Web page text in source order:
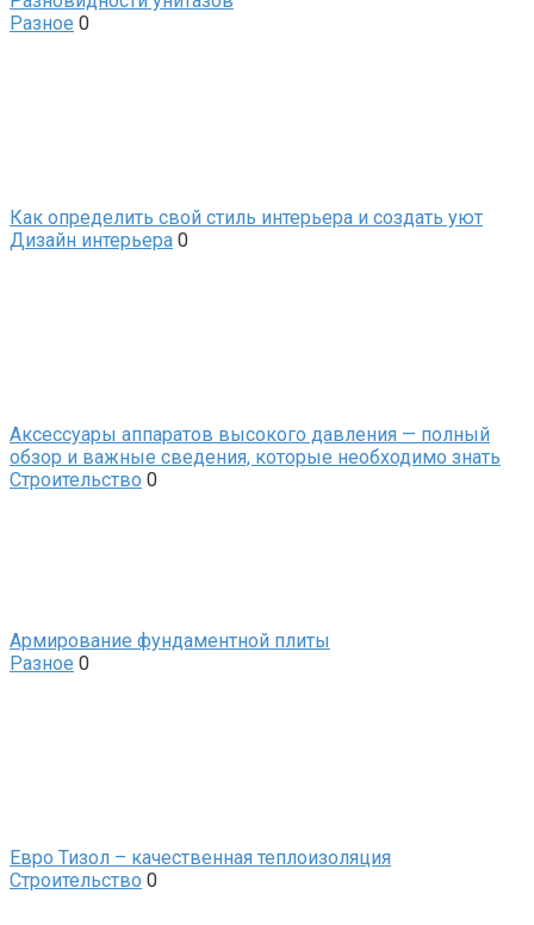
Разное 0
Как определить свой стиль интерьера и создать уют
Дизайн интерьера 0
Аксессуары аппаратов высокого давления — полный
обзор и важные сведения, которые необходимо знать
Строительство 0
Армирование фундаментной плиты
Разное 0
Евро Тизол – качественная теплоизоляция
Строительство 0